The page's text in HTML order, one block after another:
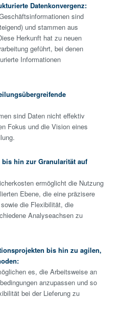
Datenkonvergenz:
sind
und stammen aus
Herkunft hat zu neuen
geführt, bei denen
Informationen
sind Daten nicht effektiv
Fokus und die Vision eines
bis hin zur Granularität auf
ermöglicht die Nutzung
Ebene, die eine präzisere
die Flexibilität, die
Analyseachsen zu
bis hin zu agilen,
es, die Arbeitsweise an
anzupassen und so
bei der Lieferung zu